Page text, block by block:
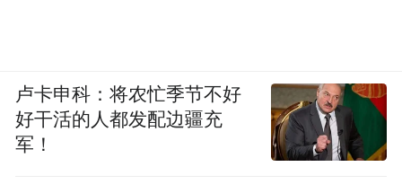
卢卡申科：将农忙季节不好
好干活的人都发配边疆充
军！